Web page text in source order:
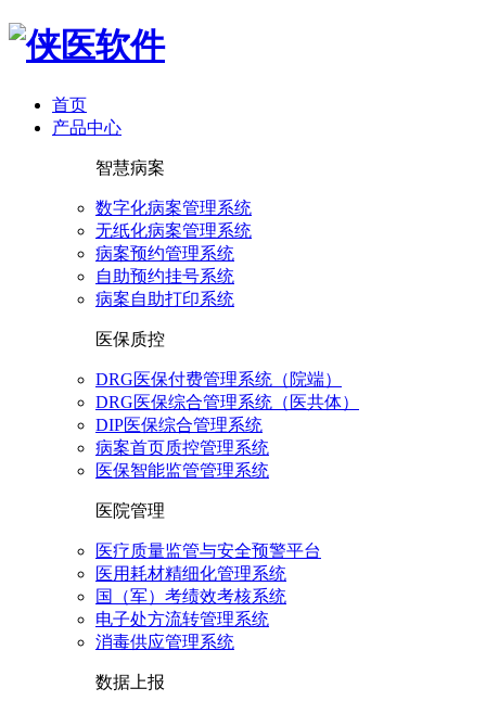
首页
产品中心
智慧病案
数字化病案管理系统
无纸化病案管理系统
病案预约管理系统
自助预约挂号系统
病案自助打印系统
医保质控
DRG医保付费管理系统（院端）
DRG医保综合管理系统（医共体）
DIP医保综合管理系统
病案首页质控管理系统
医保智能监管管理系统
医院管理
医疗质量监管与安全预警平台
医用耗材精细化管理系统
国（军）考绩效考核系统
电子处方流转管理系统
消毒供应管理系统
数据上报